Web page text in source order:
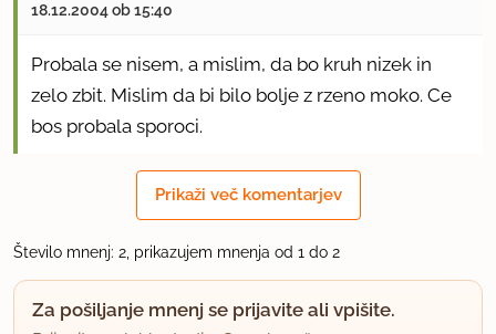
18.12.2004 ob 15:40
Probala se nisem, a mislim, da bo kruh nizek in
zelo zbit. Mislim da bi bilo bolje z rzeno moko. Ce
bos probala sporoci.
Prikaži več komentarjev
Število mnenj: 2, prikazujem mnenja od 1 do 2
Za pošiljanje mnenj se prijavite ali vpišite.